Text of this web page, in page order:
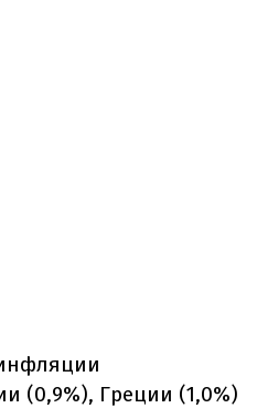
(0,9%), Греции (1,0%)